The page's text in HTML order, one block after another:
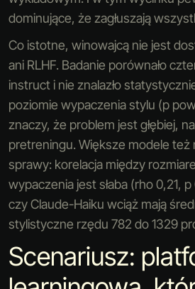
dominujące, że zagłuszają
Co istotne, winowajcą nie jest
ani RLHF. Badanie porównało
instruct i nie znalazło
poziomie wypaczenia stylu (p
znaczy, że problem jest głębiej,
pretreningu. Większe modele też
sprawy: korelacja między
wypaczenia jest słaba (rho 0,21,
czy Claude-Haiku wciąż mają
stylistyczne rzędu 782 do 1329
Scenariusz: